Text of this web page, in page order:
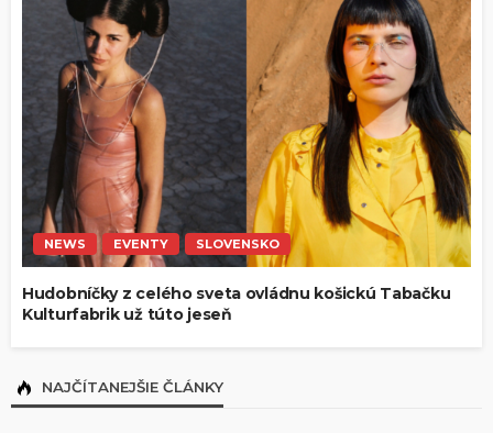
NEWS EVENTY SLOVENSKO
Hudobníčky z celého sveta ovládnu košickú Tabačku
Kulturfabrik už túto jeseň
NAJČÍTANEJŠIE ČLÁNKY